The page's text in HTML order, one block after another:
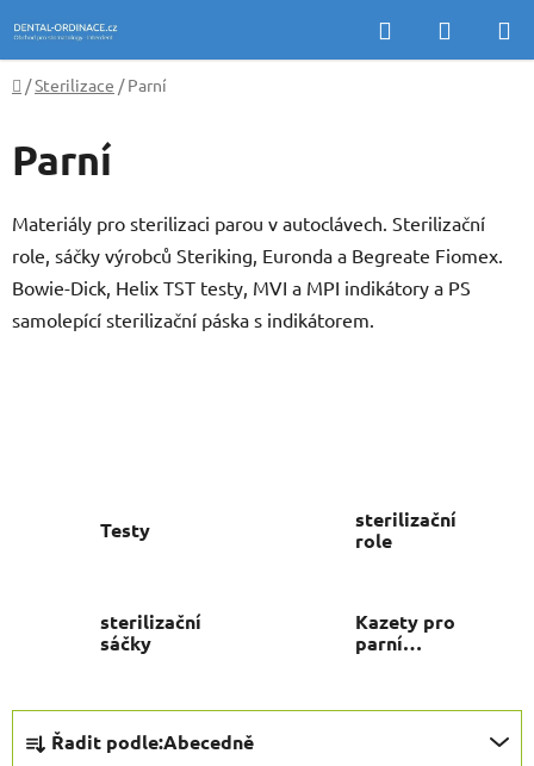
na
obsah
Hledat
KOŠÍK
Domů
/Sterilizace / Parní
Parní
Materiály pro sterilizaci parou v autoclávech. Sterilizační
role, sáčky výrobců Steriking, Euronda a Begreate Fiomex.
Bowie-Dick, Helix TST testy, MVI a MPI indikátory a PS
samolepící sterilizační páska s indikátorem.
Testy
sterilizační
role
sterilizační
sáčky
Kazety pro
parní
Řadit podle:Abecedně